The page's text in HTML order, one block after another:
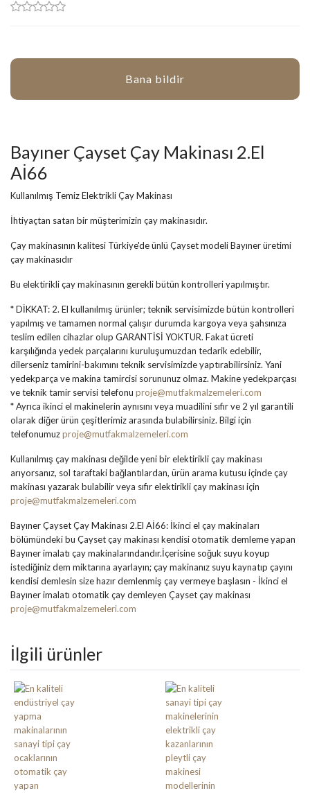
Bana bildir
Bayıner Çayset Çay Makinası 2.El
Aİ66
Kullanılmış Temiz Elektrikli Çay Makinası
İhtiyaçtan satan bir müşterimizin çay makinasıdır.
Çay makinasının kalitesi Türkiye'de ünlü Çayset modeli Bayıner üretimi
çay makinasıdır
Bu elektirikli çay makinasının gerekli bütün kontrolleri yapılmıştır.
* DİKKAT: 2. El kullanılmış ürünler; teknik servisimizde bütün kontrolleri
yapılmış ve tamamen normal çalışır durumda kargoya veya şahsınıza
teslim edilen cihazlar olup GARANTİSİ YOKTUR. Fakat ücreti
karşılığında yedek parçalarını kuruluşumuzdan tedarik edebilir,
dilerseniz tamirini-bakımını teknik servisimizde yaptırabilirsiniz. Yani
yedekparça ve makina tamircisi sorununuz olmaz. Makine yedekparçası
ve teknik tamir servisi telefonu proje@mutfakmalzemeleri.com
* Ayrıca ikinci el makinelerin aynısını veya muadilini sıfır ve 2 yıl garantili
olarak diğer ürün çeşitlerimiz arasında bulabilirsiniz. Bilgi için
telefonumuzproje@mutfakmalzemeleri.com
Kullanılmış çay makinası değilde yeni bir elektirikli çay makinası
arıyorsanız, sol taraftaki bağlantılardan, ürün arama kutusu içinde çay
makinası yazarak bulabilir veya sıfır elektirikli çay makinası için
proje@mutfakmalzemeleri.com
Bayıner Çayset Çay Makinası 2.El Aİ66: İkinci el çay makinaları
bölümündeki bu Çayset çay makinası kendisi otomatik demleme yapan
Bayıner imalatı çay makinalarındandır.İçerisine soğuk suyu koyup
istediğiniz dem miktarına ayarlayın; çay makinanız suyu kaynatıp çayını
kendisi demlesin size hazır demlenmiş çay vermeye başlasın - İkinci el
Bayıner imalatı otomatik çay demleyen Çayset çay makinası
proje@mutfakmalzemeleri.com
İlgili ürünler